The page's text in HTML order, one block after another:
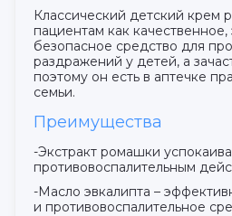
Классический детский крем
пациентам как
безопасное средство для
раздражений у детей, а
поэтому он есть в аптечке
семьи.
Преимущества
-Экстракт ромашки
противовоспалительным
-Масло эвкалипта –
и противовоспалительное